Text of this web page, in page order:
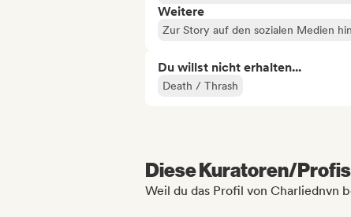
Weitere
Zur Story auf den sozialen Medien
Du willst nicht erhalten...
Death / Thrash
Diese Kuratoren/
Weil du das Profil von Charliednvn